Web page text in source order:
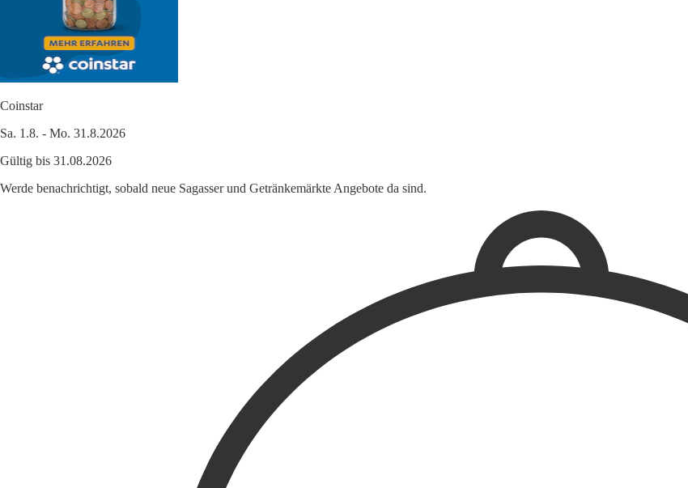
Coinstar
Sa. 1.8. - Mo. 31.8.2026
Gültig bis 31.08.2026
Werde benachrichtigt, sobald neue Sagasser und Getränkemärkte Angebote da sind.